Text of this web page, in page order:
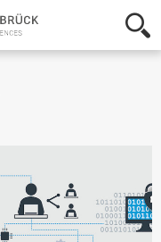
Hochschule
Osnabrück
-